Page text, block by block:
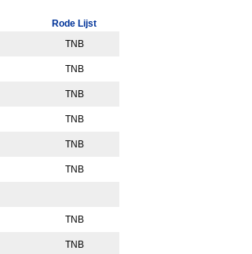
Rode Lijst
TNB
TNB
TNB
TNB
TNB
TNB
TNB
TNB